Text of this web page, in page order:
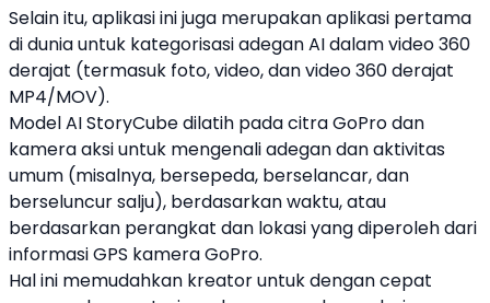
Selain itu, aplikasi ini juga merupakan aplikasi pertama
di dunia untuk kategorisasi adegan AI dalam video 360
derajat (termasuk foto, video, dan video 360 derajat
MP4/MOV).
Model AI StoryCube dilatih pada citra GoPro dan
kamera aksi untuk mengenali adegan dan aktivitas
umum (misalnya, bersepeda, berselancar, dan
berseluncur salju), berdasarkan waktu, atau
berdasarkan perangkat dan lokasi yang diperoleh dari
informasi GPS kamera GoPro.
Hal ini memudahkan kreator untuk dengan cepat